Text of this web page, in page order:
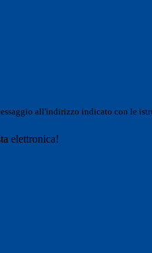
all'indirizzo indicato con le
elettronica!